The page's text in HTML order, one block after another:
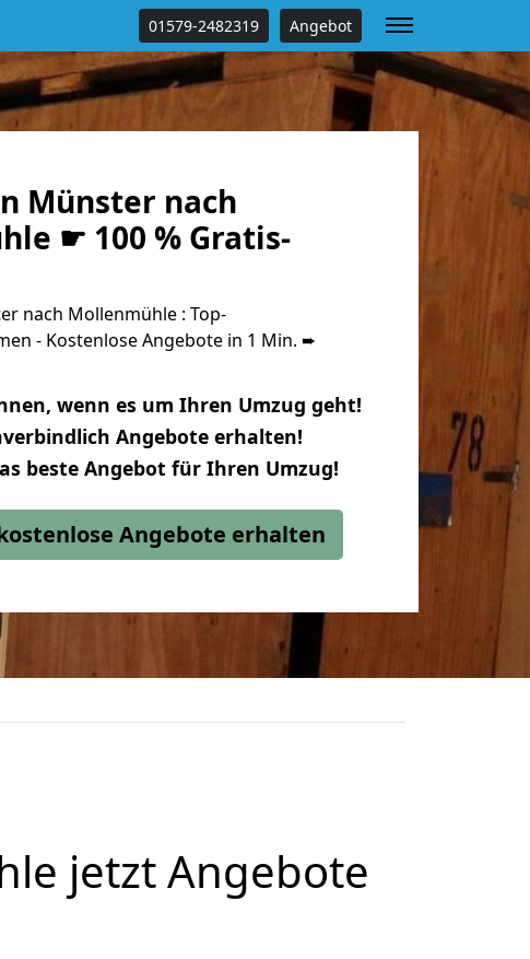
01579-2482319 Angebot
Münster nach
☛ 100 % Gratis-
nach Mollenmühle : Top-
- Kostenlose Angebote in 1 Min. ➨
wenn es um Ihren Umzug geht!
Angebote erhalten!
beste Angebot für Ihren Umzug!
Angebote erhalten
jetzt Angebote